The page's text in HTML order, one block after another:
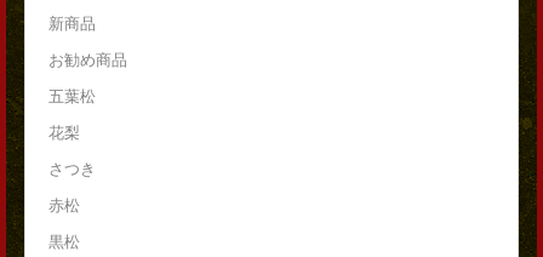
新商品
お勧め商品
五葉松
花梨
さつき
赤松
黒松